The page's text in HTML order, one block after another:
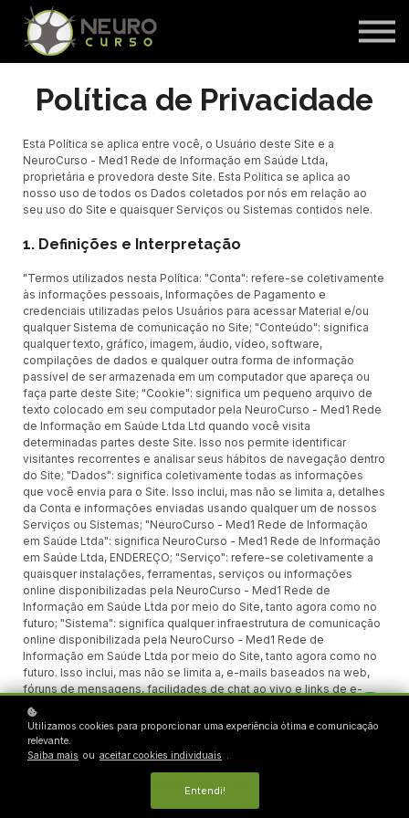
Acessar Área do Aluno
Política de Privacidade
Esta Política se aplica entre você, o Usuário deste Site e a
NeuroCurso - Med1 Rede de Informação em Saúde Ltda,
proprietária e provedora deste Site. Esta Política se aplica ao
nosso uso de todos os Dados coletados por nós em relação ao
seu uso do Site e quaisquer Serviços ou Sistemas contidos nele.
1. Definições e Interpretação
"Termos utilizados nesta Política: "Conta": refere-se coletivamente
às informações pessoais, Informações de Pagamento e
credenciais utilizadas pelos Usuários para acessar Material e/ou
qualquer Sistema de comunicação no Site; "Conteúdo": significa
qualquer texto, gráfico, imagem, áudio, vídeo, software,
compilações de dados e qualquer outra forma de informação
passível de ser armazenada em um computador que apareça ou
faça parte deste Site; "Cookie": significa um pequeno arquivo de
texto colocado em seu computador pela NeuroCurso - Med1 Rede
de Informação em Saúde Ltda Ltd quando você visita
determinadas partes deste Site. Isso nos permite identificar
visitantes recorrentes e analisar seus hábitos de navegação dentro
do Site; "Dados": significa coletivamente todas as informações
que você envia para o Site. Isso inclui, mas não se limita a, detalhes
da Conta e informações enviadas usando qualquer um de nossos
Serviços ou Sistemas; "NeuroCurso - Med1 Rede de Informação
em Saúde Ltda": significa NeuroCurso - Med1 Rede de Informação
em Saúde Ltda, ENDEREÇO; "Serviço": refere-se coletivamente a
quaisquer instalações, ferramentas, serviços ou informações
online disponibilizadas pela NeuroCurso - Med1 Rede de
Informação em Saúde Ltda por meio do Site, tanto agora como no
futuro; "Sistema": significa qualquer infraestrutura de comunicação
online disponibilizada pela NeuroCurso - Med1 Rede de
Informação em Saúde Ltda por meio do Site, tanto agora como no
futuro. Isso inclui, mas não se limita a, e-mails baseados na web,
fóruns de mensagens, facilidades de chat ao vivo e links de e-
mail; "Usuário(s)": significa qualquer terceiro que acesse o Site e
não esteja empregado pela NeuroCurso - Med1 Rede de
Informação em Saúde Ltda e atuando no exercício de seu
emprego; e "Site": significa o site que você está usando
atualmente (www.neurocurso.com) e quaisquer subdomínios deste
site (por exemplo, subdominio.suaescola.com), a menos que
Utilizamos cookies para proporcionar uma experiência ótima e comunicação
relevante.
Saiba mais ou aceitar cookies individuais .
Entendi!